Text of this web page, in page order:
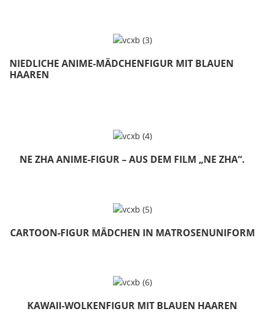
NIEDLICHE ANIME-MÄDCHENFIGUR MIT BLAUEN
HAAREN
NE ZHA ANIME-FIGUR – AUS DEM FILM „NE ZHA“.
CARTOON-FIGUR MÄDCHEN IN MATROSENUNIFORM
KAWAII-WOLKENFIGUR MIT BLAUEN HAAREN